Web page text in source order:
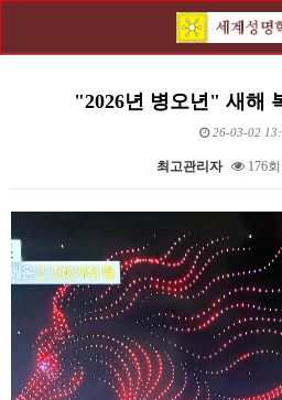
"2026년 병오년" 새해
26-03-02
최고관리자 176회